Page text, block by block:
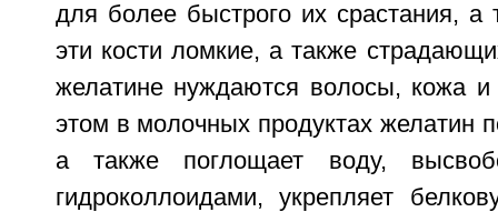
для более быстрого их срастания, а
эти кости ломкие, а также
желатине нуждаются волосы, кожа и
этом в молочных продуктах желатин
а также поглощает воду,
гидроколлоидами, укрепляет